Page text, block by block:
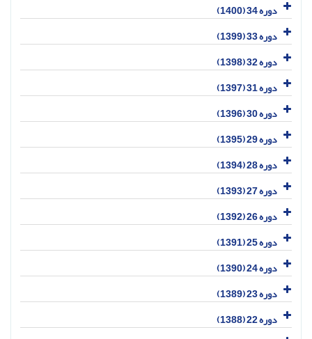
دوره 34 (1400)
دوره 33 (1399)
دوره 32 (1398)
دوره 31 (1397)
دوره 30 (1396)
دوره 29 (1395)
دوره 28 (1394)
دوره 27 (1393)
دوره 26 (1392)
دوره 25 (1391)
دوره 24 (1390)
دوره 23 (1389)
دوره 22 (1388)